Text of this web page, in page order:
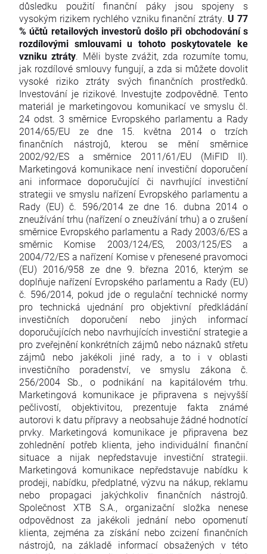
důsledku použití finanční páky jsou spojeny s
vysokým rizikem rychlého vzniku finanční ztráty. U 77
% účtů retailových investorů došlo při obchodování s
rozdílovými smlouvami u tohoto poskytovatele ke
vzniku ztráty. Měli byste zvážit, zda rozumíte tomu,
jak rozdílové smlouvy fungují, a zda si můžete dovolit
vysoké riziko ztráty svých finančních prostředků.
Investování je rizikové. Investujte zodpovědně. Tento
materiál je marketingovou komunikací ve smyslu čl.
24 odst. 3 směrnice Evropského parlamentu a Rady
2014/65/EU ze dne 15. května 2014 o trzích
finančních nástrojů, kterou se mění směrnice
2002/92/ES a směrnice 2011/61/EU (MiFID II).
Marketingová komunikace není investiční doporučení
ani informace doporučující či navrhující investiční
strategii ve smyslu nařízení Evropského parlamentu a
Rady (EU) č. 596/2014 ze dne 16. dubna 2014 o
zneužívání trhu (nařízení o zneužívání trhu) a o zrušení
směrnice Evropského parlamentu a Rady 2003/6/ES a
směrnic Komise 2003/124/ES, 2003/125/ES a
2004/72/ES a nařízení Komise v přenesené pravomoci
(EU) 2016/958 ze dne 9. března 2016, kterým se
doplňuje nařízení Evropského parlamentu a Rady (EU)
č. 596/2014, pokud jde o regulační technické normy
pro technická ujednání pro objektivní předkládání
investičních doporučení nebo jiných informací
doporučujících nebo navrhujících investiční strategie a
pro zveřejnění konkrétních zájmů nebo náznaků střetu
zájmů nebo jakékoli jiné rady, a to i v oblasti
investičního poradenství, ve smyslu zákona č.
256/2004 Sb., o podnikání na kapitálovém trhu.
Marketingová komunikace je připravena s nejvyšší
pečlivostí, objektivitou, prezentuje fakta známé
autorovi k datu přípravy a neobsahuje žádné hodnotící
prvky. Marketingová komunikace je připravena bez
zohlednění potřeb klienta, jeho individuální finanční
situace a nijak nepředstavuje investiční strategii.
Marketingová komunikace nepředstavuje nabídku k
prodeji, nabídku, předplatné, výzvu na nákup, reklamu
nebo propagaci jakýchkoliv finančních nástrojů.
Společnost XTB S.A., organizační složka nenese
odpovědnost za jakékoli jednání nebo opomenutí
klienta, zejména za získání nebo zcizení finančních
nástrojů, na základě informací obsažených v této